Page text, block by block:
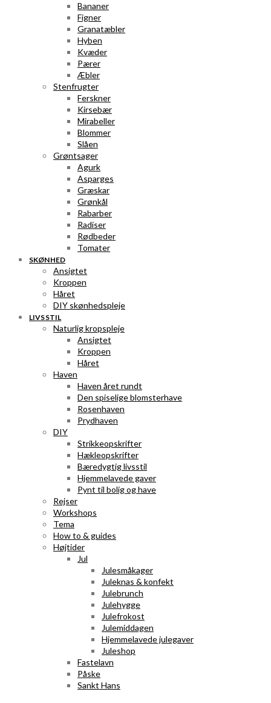
Bananer
Figner
Granatæbler
Hyben
Kvæder
Pærer
Æbler
Stenfrugter
Ferskner
Kirsebær
Mirabeller
Blommer
Slåen
Grøntsager
Agurk
Asparges
Græskar
Grønkål
Rabarber
Radiser
Rødbeder
Tomater
SKØNHED
Ansigtet
Kroppen
Håret
DIY skønhedspleje
LIVSSTIL
Naturlig kropspleje
Ansigtet
Kroppen
Håret
Haven
Haven året rundt
Den spiselige blomsterhave
Rosenhaven
Prydhaven
DIY
Strikkeopskrifter
Hækleopskrifter
Bæredygtig livsstil
Hjemmelavede gaver
Pynt til bolig og have
Rejser
Workshops
Tema
How to & guides
Højtider
Jul
Julesmåkager
Juleknas & konfekt
Julebrunch
Julehygge
Julefrokost
Julemiddagen
Hjemmelavede julegaver
Juleshop
Fastelavn
Påske
Sankt Hans